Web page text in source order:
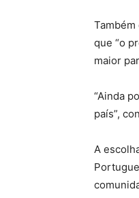
que “o
maior
“Ainda
país”,
A